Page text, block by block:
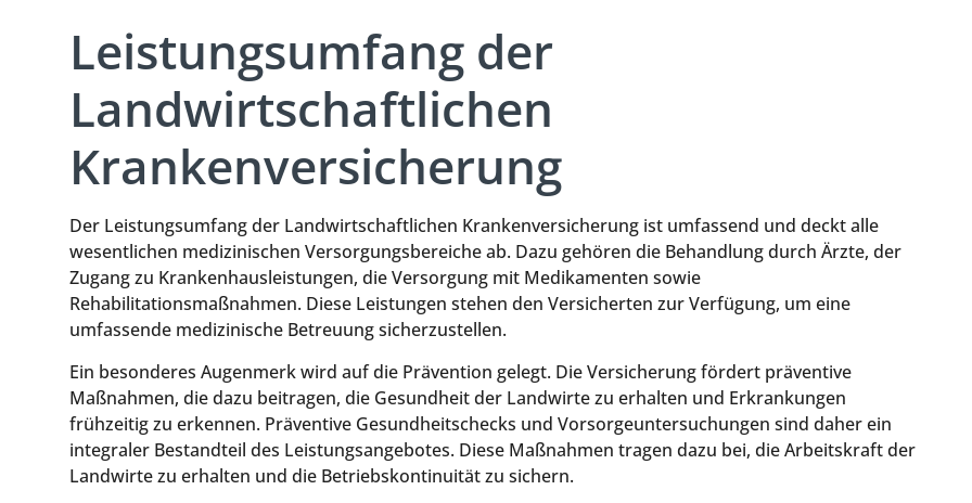
Leistungsumfang der
Landwirtschaftlichen
Krankenversicherung
Der Leistungsumfang der Landwirtschaftlichen Krankenversicherung ist umfassend und deckt alle
wesentlichen medizinischen Versorgungsbereiche ab. Dazu gehören die Behandlung durch Ärzte, der
Zugang zu Krankenhausleistungen, die Versorgung mit Medikamenten sowie
Rehabilitationsmaßnahmen. Diese Leistungen stehen den Versicherten zur Verfügung, um eine
umfassende medizinische Betreuung sicherzustellen.
Ein besonderes Augenmerk wird auf die Prävention gelegt. Die Versicherung fördert präventive
Maßnahmen, die dazu beitragen, die Gesundheit der Landwirte zu erhalten und Erkrankungen
frühzeitig zu erkennen. Präventive Gesundheitschecks und Vorsorgeuntersuchungen sind daher ein
integraler Bestandteil des Leistungsangebotes. Diese Maßnahmen tragen dazu bei, die Arbeitskraft der
Landwirte zu erhalten und die Betriebskontinuität zu sichern.